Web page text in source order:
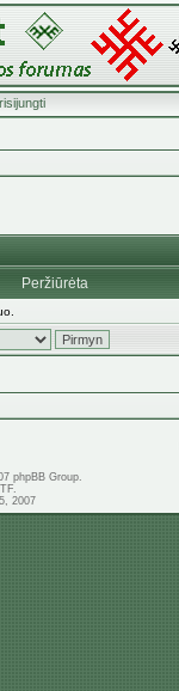
Peržiūrėta
phpBB Group.
2007